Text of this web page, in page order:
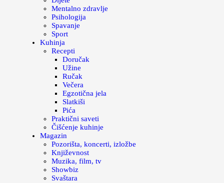
Mentalno zdravlje
Psihologija
Spavanje
Sport
Kuhinja
Recepti
Doručak
Užine
Ručak
Večera
Egzotična jela
Slatkiši
Pića
Praktični saveti
Čišćenje kuhinje
Magazin
Pozorišta, koncerti, izložbe
Književnost
Muzika, film, tv
Showbiz
Svaštara